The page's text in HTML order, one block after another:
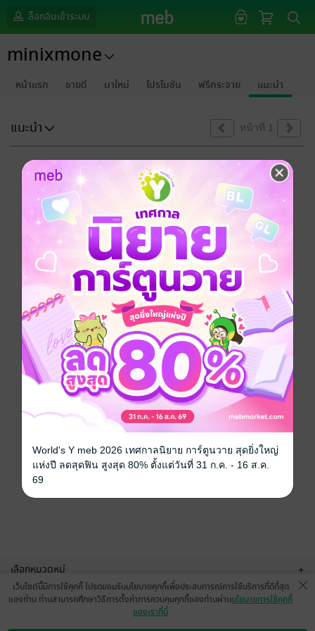
ล็อกอินเข้าระบบ
minixmone
หน้าแรก ขายดี มาใหม่ โปรโมชัน ฟรีกระจาย แนะนำ
แนะนำ หน้าที่ 1
ขออภัยด้วยนะคะ
ไม่พบข้อมูลในหัวข้อที่คุณกำลังชมค่ะ
เลือกหมวดหมู่ +
บริการช่วยเหลือ
เว็บไซต์นี้มีการใช้คุกกี้ โปรดยอมรับนโยบายคุกกี้เพื่อประสบการณ์การใช้บริการที่ดีที่สุด
ของท่าน ท่านสามารถศึกษาวิธีการตั้งค่าการควบคุมคุกกี้ของท่านผ่านนโยบายการใช้คุกกี้
ของเราที่นี่
World's Y meb 2026 เทศกาลนิยาย การ์ตูนวาย สุดยิ่งใหญ่
แห่งปี ลดสุดฟิน สูงสุด 80% ตั้งแต่วันที่ 31 ก.ค. - 16 ส.ค.
69